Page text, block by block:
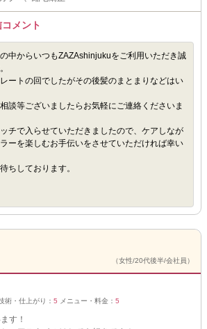
メント
中からいつもZAZAshinjukuをご利用いただき誠
ートの回でしたがその後髪のまとまりなどはい
談等ございましたらお気軽にご連絡くださいま
チで入らせていただきましたので、ケアしなが
ーを楽しむお手伝いをさせていただければ幸い
ちしております。
（女性/20代後半/会社員）
術・仕上がり： 5 メニュー・料金： 5
す！